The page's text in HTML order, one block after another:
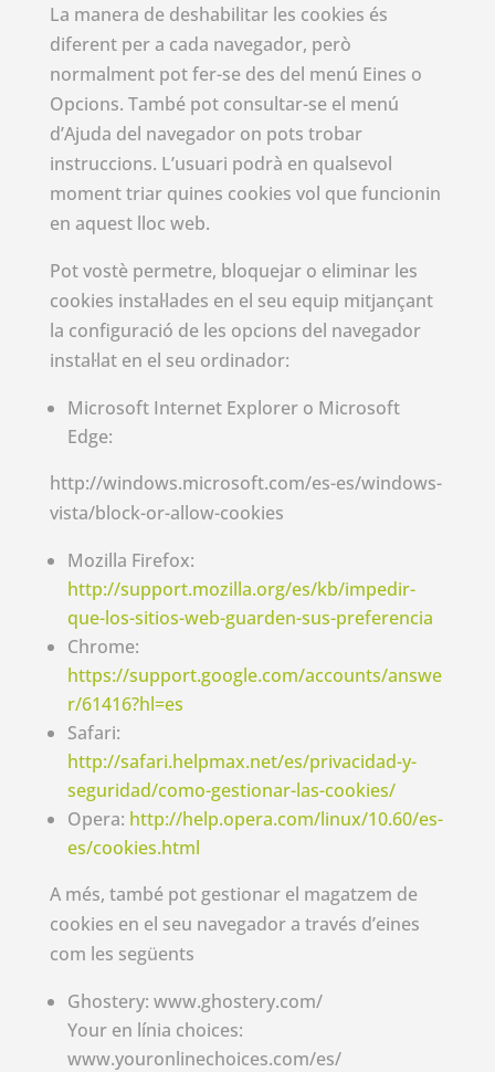
La manera de deshabilitar les cookies és
diferent per a cada navegador, però
normalment pot fer-se des del menú Eines o
Opcions. També pot consultar-se el menú
d’Ajuda del navegador on pots trobar
instruccions. L’usuari podrà en qualsevol
moment triar quines cookies vol que funcionin
en aquest lloc web.
Pot vostè permetre, bloquejar o eliminar les
cookies instal·lades en el seu equip mitjançant
la configuració de les opcions del navegador
instal·lat en el seu ordinador:
Microsoft Internet Explorer o Microsoft
Edge:
http://windows.microsoft.com/es-es/windows-
vista/block-or-allow-cookies
Mozilla Firefox:
http://support.mozilla.org/es/kb/impedir-
que-los-sitios-web-guarden-sus-preferencia
Chrome:
https://support.google.com/accounts/answe
r/61416?hl=es
Safari:
http://safari.helpmax.net/es/privacidad-y-
seguridad/como-gestionar-las-cookies/
Opera: http://help.opera.com/linux/10.60/es-
es/cookies.html
A més, també pot gestionar el magatzem de
cookies en el seu navegador a través d’eines
com les següents
Ghostery: www.ghostery.com/
Your en línia choices:
www.youronlinechoices.com/es/